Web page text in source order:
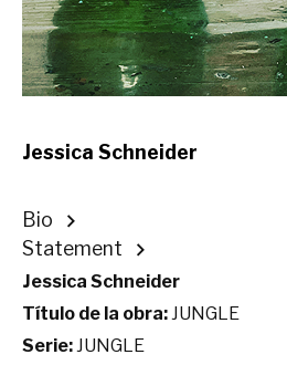
Jessica Schneider
Bio
Statement
Jessica Schneider
Título de la obra: JUNGLE
Serie: JUNGLE